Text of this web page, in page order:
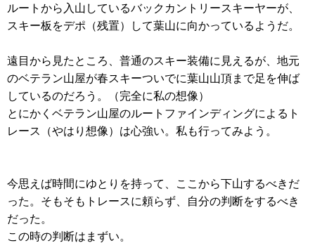
ルートから入山しているバックカントリースキーヤーが、
スキー板をデポ（残置）して葉山に向かっているようだ。
遠目から見たところ、普通のスキー装備に見えるが、地元
のベテラン山屋が春スキーついでに葉山山頂まで足を伸ば
しているのだろう。（完全に私の想像）
とにかくベテラン山屋のルートファインディングによるト
レース（やはり想像）は心強い。私も行ってみよう。
今思えば時間にゆとりを持って、ここから下山するべきだ
った。そもそもトレースに頼らず、自分の判断をするべき
だった。
この時の判断はまずい。